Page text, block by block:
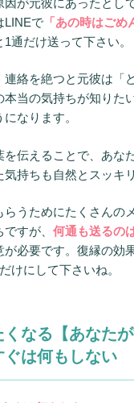
LINEで 「あの時はご
1通だけ送って下さい。
連絡を絶つと元彼は「
本当の気持ちが知りた
なります。
を伝えることで、あな
持ちも自然とスッキ
らうためにたくさんの
すが、 何通も送るの
が必要です。復縁の効
けにして下さいね。
なる【あなた
ぐは何もしない